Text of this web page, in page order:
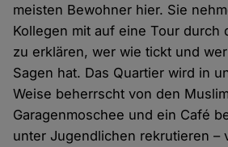
meisten Bewohner hier. Sie
Kollegen mit auf eine Tour durch
zu erklären, wer wie tickt und
Sagen hat. Das Quartier wird in
Weise beherrscht von den
Garagenmoschee und ein Café
unter Jugendlichen rekrutieren –